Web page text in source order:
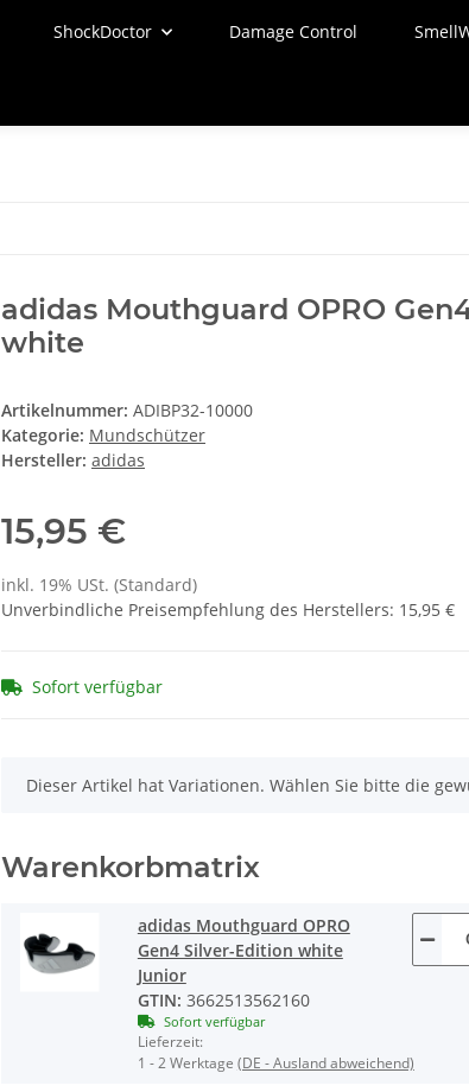
ShockDoctor Damage Control
adidas Mouthguard OPRO
white
Artikelnummer: ADIBP32-10000
Kategorie: Mundschützer
Hersteller: adidas
15,95 €
inkl. 19% USt. (Standard)
Unverbindliche Preisempfehlung des Herstellers: 15,95 €
Sofort verfügbar
x
Dieser Artikel hat Variationen. Wählen Sie bitte die
Warenkorbmatrix
adidas Mouthguard OPRO
Gen4 Silver-Edition white
Junior
GTIN: 3662513562160
Sofort verfügbar
Lieferzeit:
1 - 2 Werktage (DE - Ausland abweichend)